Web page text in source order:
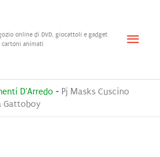
online di DVD, giocattoli e gadget
cartoni animati
Menu
D'Arredo - Pj Masks Cuscino
Gattoboy